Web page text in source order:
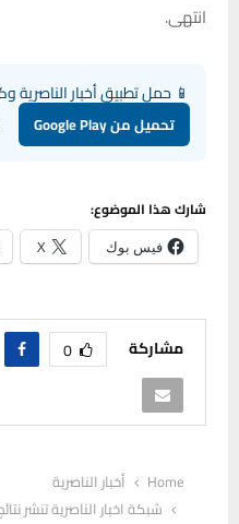
انتهى.
📱 حمل تطبيق أخبار الناصرية
تحميل من Google Play
شارك هذا الموضوع:
فيس بوك X
مشاركة 0
Home
أخبار الناصرية
شبكة اخبار الناصرية تنشر